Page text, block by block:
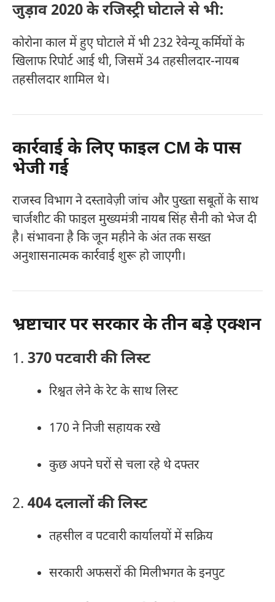
जुड़ाव 2020 के रजिस्ट्री घोटाले से भी:
कोरोना काल में हुए घोटाले में भी 232 रेवेन्यू कर्मियों के
खिलाफ रिपोर्ट आई थी, जिसमें 34 तहसीलदार-नायब
तहसीलदार शामिल थे।
कार्रवाई के लिए फाइल CM के पास
भेजी गई
राजस्व विभाग ने दस्तावेज़ी जांच और पुख्ता सबूतों के साथ
चार्जशीट की फाइल मुख्यमंत्री नायब सिंह सैनी को भेज दी
है। संभावना है कि जून महीने के अंत तक सख्त
अनुशासनात्मक कार्रवाई शुरू हो जाएगी।
भ्रष्टाचार पर सरकार के तीन बड़े एक्शन
1. 370 पटवारी की लिस्ट
रिश्वत लेने के रेट के साथ लिस्ट
170 ने निजी सहायक रखे
कुछ अपने घरों से चला रहे थे दफ्तर
2. 404 दलालों की लिस्ट
तहसील व पटवारी कार्यालयों में सक्रिय
सरकारी अफसरों की मिलीभगत के इनपुट